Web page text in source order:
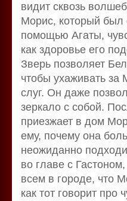
видит сквозь
Морис, который был
помощью Агаты,
как здоровье его
Зверь позволяет
чтобы ухаживать за
слуг. Он даже
зеркало с собой.
приезжает в дом
ему, почему она
неожиданно
во главе с
всем в городе, что
как тот говорит про